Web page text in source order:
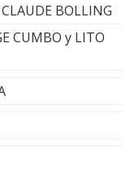
BOLLING
CUMBO y LITO